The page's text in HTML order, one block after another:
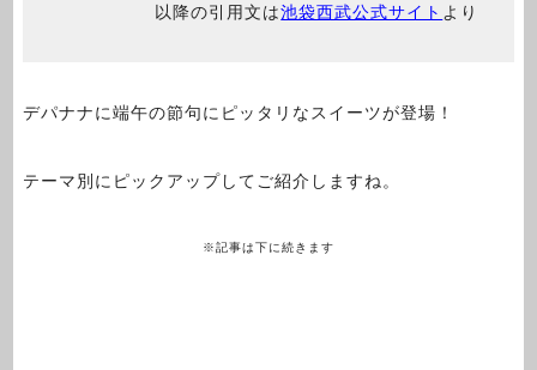
以降の引用文は池袋西武公式サイト より
デパナナに端午の節句にピッタリなスイーツが登場！
テーマ別にピックアップしてご紹介しますね。
※記事は下に続きます